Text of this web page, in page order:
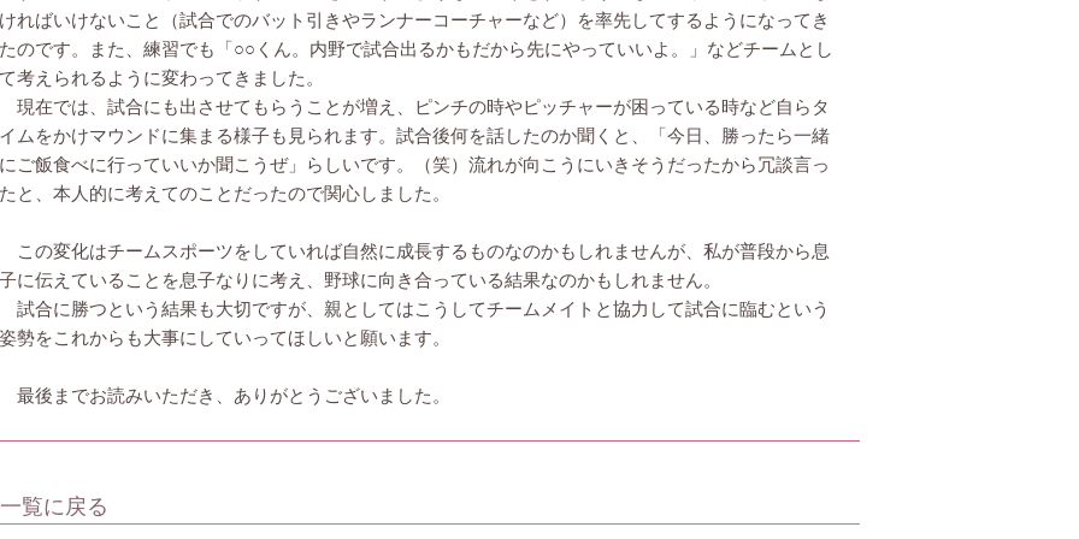
ければいけないこと（試合でのバット引きやランナーコーチャーなど）を率先してするようになってき
たのです。また、練習でも「○○くん。内野で試合出るかもだから先にやっていいよ。」などチームとし
て考えられるように変わってきました。
現在では、試合にも出させてもらうことが増え、ピンチの時やピッチャーが困っている時など自らタ
イムをかけマウンドに集まる様子も見られます。試合後何を話したのか聞くと、「今日、勝ったら一緒
にご飯食べに行っていいか聞こうぜ」らしいです。（笑）流れが向こうにいきそうだったから冗談言っ
たと、本人的に考えてのことだったので関心しました。
この変化はチームスポーツをしていれば自然に成長するものなのかもしれませんが、私が普段から息
子に伝えていることを息子なりに考え、野球に向き合っている結果なのかもしれません。
試合に勝つという結果も大切ですが、親としてはこうしてチームメイトと協力して試合に臨むという
姿勢をこれからも大事にしていってほしいと願います。
最後までお読みいただき、ありがとうございました。
覧に戻る